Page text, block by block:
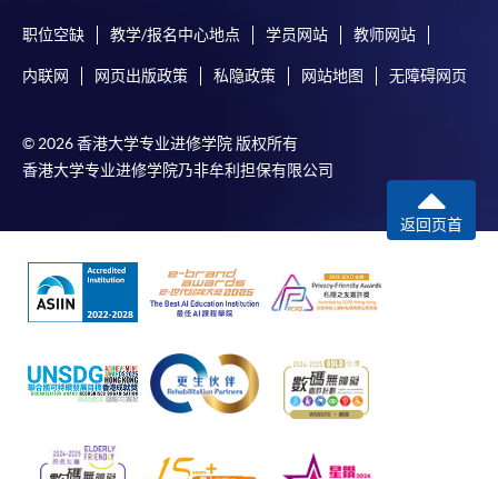
职位空缺 教学/报名中心地点 学员网站 教师网站
内联网 网页出版政策 私隐政策 网站地图 无障碍网页
© 2026 香港大学专业进修学院 版权所有
香港大学专业进修学院乃非牟利担保有限公司
返回页首